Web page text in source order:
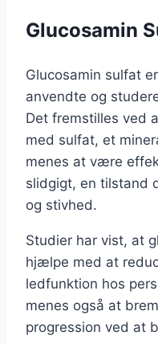
Glucosamin
Glucosamin sulfat
anvendte og
Det fremstilles ved
med sulfat, et
menes at være
slidgigt, en tilstand
og stivhed.
Studier har vist, at
hjælpe med at
ledfunktion hos
menes også at
progression ved at